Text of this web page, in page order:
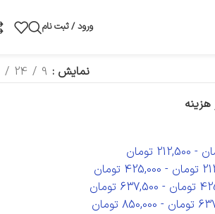
ورود / ثبت نام
نمایش 9
24
هزینه
-
212,500 تومان
تومان -
425,000 تومان
تومان -
637,500 تومان
تومان -
850,000 تومان